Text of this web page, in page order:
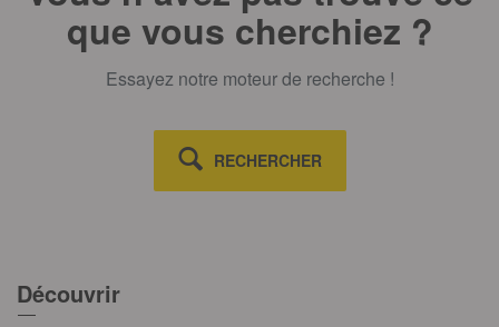
que vous cherchiez ?
Essayez notre moteur de recherche !
RECHERCHER
Découvrir